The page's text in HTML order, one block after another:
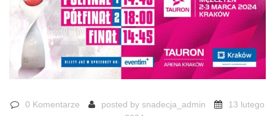
0 Komentarze posted by snadecja_admin
13 lutego